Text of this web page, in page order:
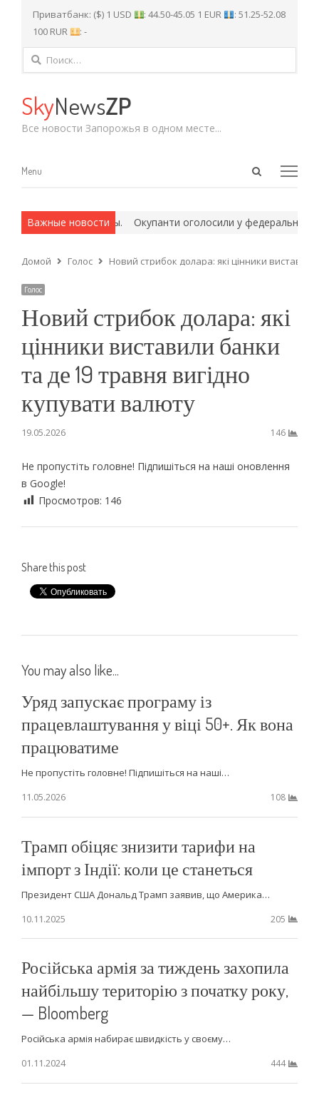
Приватбанк: ($) 1 USD : 44.50-45.05 1 EUR
: 51.25-52.08
100 RUR
: -
Найти:
SkyNewsZP
Все новости Запорожья в одном месте...
Open
Menu
Menu
Важные новости
и армейские методы. Окупанти оголосили у федеральний
Домой Голос Новий стрибок долара: які цінники
Голос
Новий стрибок долара: які
цінники виставили банки
та де 19 травня вигідно
купувати валюту
19.05.2026 146
Не пропустіть головне! Підпишіться на наші оновлення
в Google!
Просмотров: 146
Share this post
You may also like...
Уряд запускає програму із
працевлаштування у віці 50+. Як вона
працюватиме
Не пропустіть головне! Підпишіться на наші…
11.05.2026
108
Трамп обіцяє знизити тарифи на
імпорт з Індії: коли це станеться
Президент США Дональд Трамп заявив, що Америка…
10.11.2025
205
Російська армія за тиждень захопила
найбільшу територію з початку року,
— Bloomberg
Російська армія набирає швидкість у своєму…
01.11.2024
444